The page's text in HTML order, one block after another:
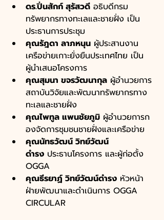
ดร.ปิ่นสักก์ สุรัสวดี อธิบดีกรม
ทรัพยากรทางทะเลและชายฝั่ง เป็น
ประธานการประชุม
คุณรัฎดา ลาภหนุน ผู้ประสานงาน
เครือข่ายเกาะยั่งยืนประเทศไทย เป็น
ผู้นำเสนอโครงการ
คุณสุมนา ขจรวัฒนากุล ผู้อำนวยการ
สถาบันวิจัยและพัฒนาทรัพยากรทาง
ทะเลและชายฝั่ง
คุณไพทูล แพนชัยภูมิ ผู้อำนวยการก
องจัดการชุมชนชายฝั่งและเครือข่าย
คุณนัทธวัฒน์ วิทย์วัฒน์
ดำรง ประธานโครงการ และผู้ก่อตั้ง
OGGA
คุณธีรยาฏ์ วิทย์วัฒน์ดำรง หัวหน้า
ฝ่ายพัฒนาและดำเนินการ OGGA
CIRCULAR